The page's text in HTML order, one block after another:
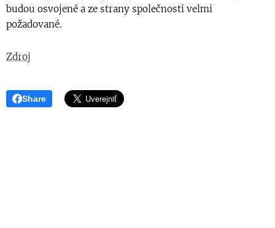
budou osvojené a ze strany společnosti velmi
požadované.
Zdroj
Share